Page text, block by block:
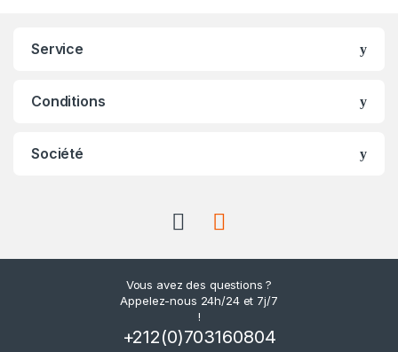
Service
Conditions
Société
Vous avez des questions ?
Appelez-nous 24h/24 et 7j/7
!
+212(0)703160804